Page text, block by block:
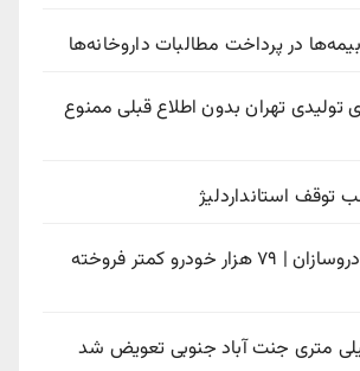
در پرداخت مطالبات داروخانه‌ها
تهران بدون اطلاع قبلی ممنوع
توقف استانداردلیژ
سقوط فروش خودروسازان | ۷۹ هزار خودرو کمتر فروخته